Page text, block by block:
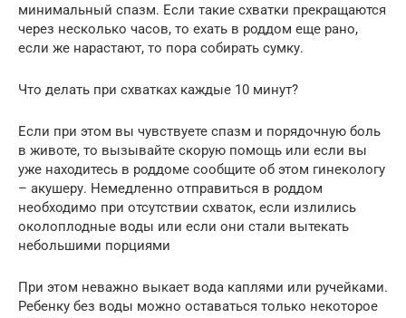
минимальный спазм. Если такие схватки прекращаются
через несколько часов, то ехать в роддом еще рано,
если же нарастают, то пора собирать сумку.
Что делать при схватках каждые 10 минут?
Если при этом вы чувствуете спазм и порядочную боль
в животе, то вызывайте скорую помощь или если вы
уже находитесь в роддоме сообщите об этом гинекологу
– акушеру. Немедленно отправиться в роддом
необходимо при отсутствии схваток, если излились
околоплодные воды или если они стали вытекать
небольшими порциями
При этом неважно выкает вода каплями или ручейками.
Ребенку без воды можно оставаться только некоторое